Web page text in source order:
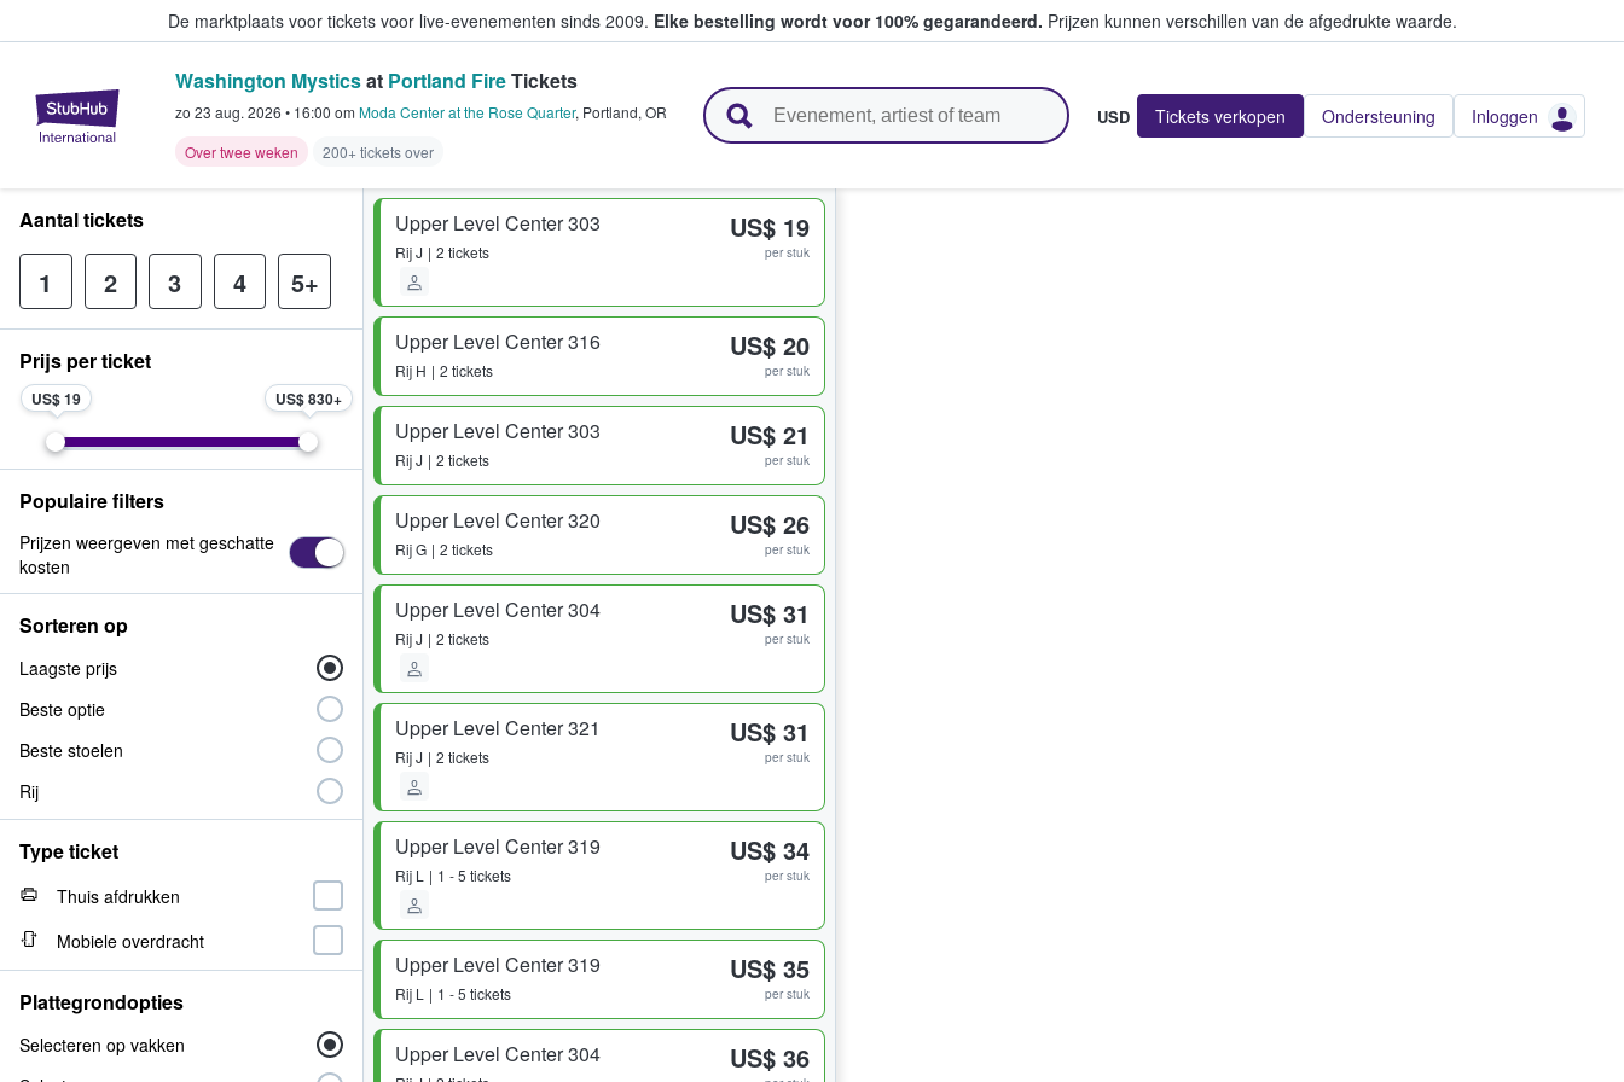
De marktplaats voor tickets voor live-evenementen sinds 2009. Elke bestelling wordt voor 100% gegarandeerd. Prijzen kunnen verschillen van de afgedrukte waarde.
StubHub: waar fans tickets kopen en verkopen
Washington Mysticsat Portland FireTickets
zo 23 aug. 2026 • 16:00 om Moda Center at the Rose Quarter, Portland, OR
Over twee weken
200+ tickets over
USD Tickets verkopen Ondersteuning Inloggen
Upper Level Center 303
RijJ 2 tickets
US$ 19
per stuk
Upper Level Center 316
Rij H 2 tickets
US$ 20
per stuk
Upper Level Center 303
RijJ 2 tickets
US$ 21
per stuk
Upper Level Center 320
RijG 2 tickets
US$ 26
per stuk
Upper Level Center 304
RijJ 2 tickets
US$ 31
per stuk
Upper Level Center 321
RijJ 2 tickets
US$ 31
per stuk
Upper Level Center 319
Rij L 1 - 5 tickets
US$ 34
per stuk
Upper Level Center 319
Rij L 1 - 5 tickets
US$ 35
per stuk
Upper Level Center 304 US$ 36
Aantal tickets
1 2 3 4 5+
Prijs per ticket
US$ 19 US$ 830
Populaire filters
Prijzen weergeven met geschatte
kosten
Sorteren op
Laagste prijs
Beste optie
Beste stoelen
Rij
Type ticket
Thuis afdrukken
Mobiele overdracht
Plattegrondopties
Selecteren op vakken